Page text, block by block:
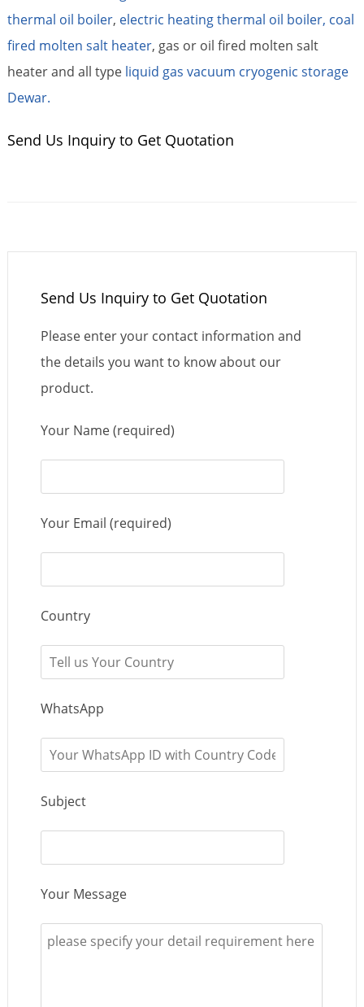
thermal oil boiler, electric heating thermal oil boiler, coal
fired molten salt heater, gas or oil fired molten salt
heater and all type liquid gas vacuum cryogenic storage
Dewar.
Send Us Inquiry to Get Quotation
Send Us Inquiry to Get Quotation
Please enter your contact information and
the details you want to know about our
product.
Your Name (required)
Your Email (required)
Country
WhatsApp
Subject
Your Message